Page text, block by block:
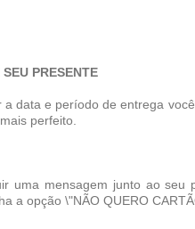
PRESENTE
a data e período de entrega
perfeito.
uma mensagem junto ao
a opção \"NÃO QUERO